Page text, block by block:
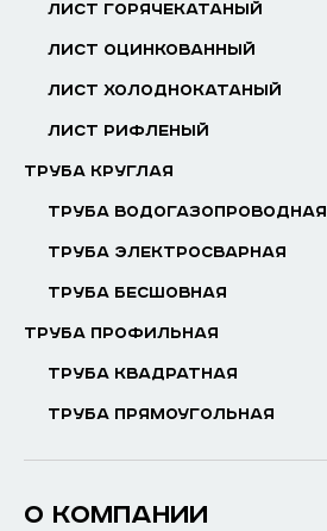
ЛИСТ ГОРЯЧЕКАТАНЫЙ
ЛИСТ ОЦИНКОВАННЫЙ
ЛИСТ ХОЛОДНОКАТАНЫЙ
ЛИСТ РИФЛЕНЫЙ
ТРУБА КРУГЛАЯ
ТРУБА ВОДОГАЗОПРОВОДНАЯ
ТРУБА ЭЛЕКТРОСВАРНАЯ
ТРУБА БЕСШОВНАЯ
ТРУБА ПРОФИЛЬНАЯ
ТРУБА КВАДРАТНАЯ
ТРУБА ПРЯМОУГОЛЬНАЯ
О КОМПАНИИ